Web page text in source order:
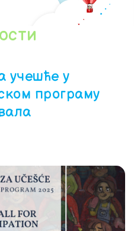
учешће у
програму